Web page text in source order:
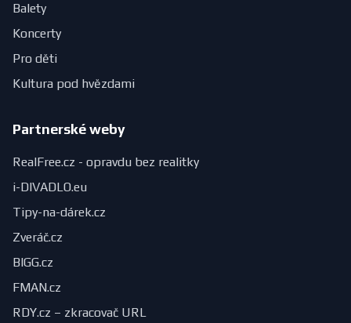
Balety
Koncerty
Pro děti
Kultura pod hvězdami
Partnerské weby
RealFree.cz - opravdu bez realitky
i-DIVADLO.eu
Tipy-na-dárek.cz
Zveráč.cz
BIGG.cz
FMAN.cz
RDY.cz – zkracovač URL